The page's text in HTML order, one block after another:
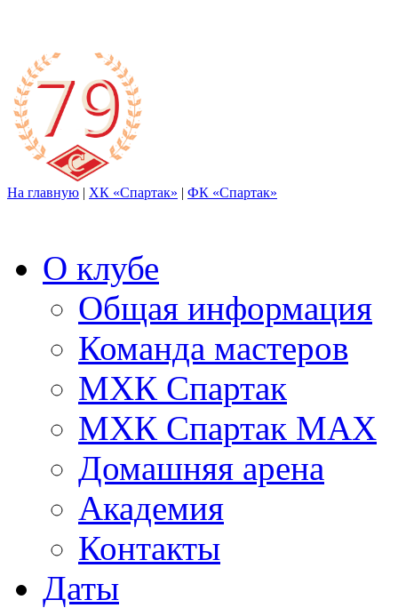
На главную | ХК «Спартак» | ФК «Спартак»
О клубе
Общая информация
Команда мастеров
МХК Спартак
МХК Спартак МАХ
Домашняя арена
Академия
Контакты
Даты